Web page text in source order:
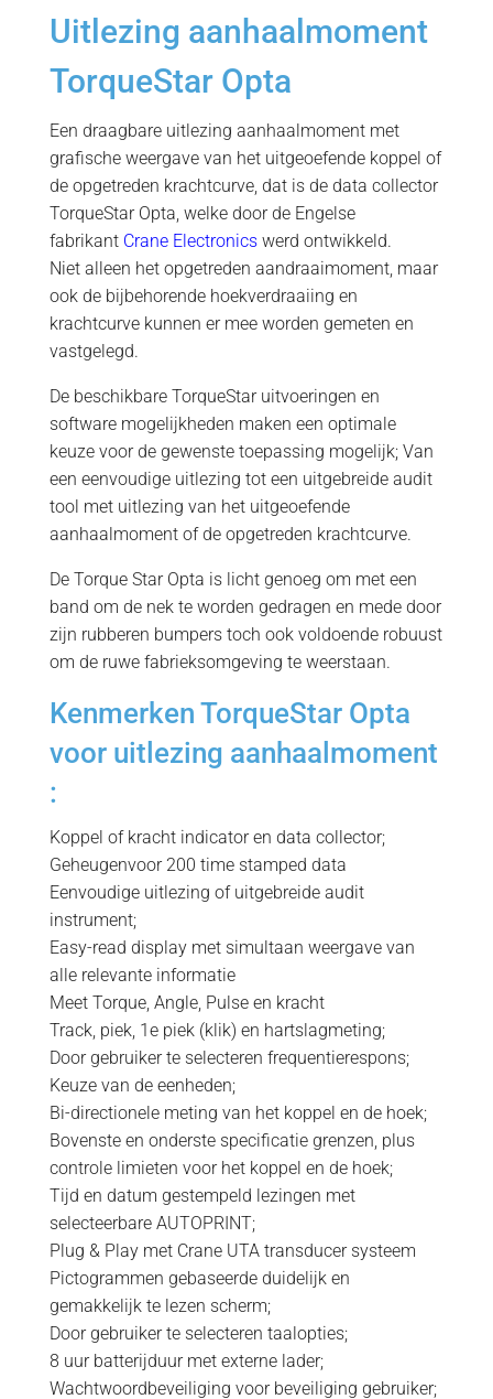
Uitlezing aanhaalmoment
TorqueStar Opta
Een draagbare uitlezing aanhaalmoment met
grafische weergave van het uitgeoefende koppel of
de opgetreden krachtcurve, dat is de data collector
TorqueStar Opta, welke door de Engelse
fabrikant Crane Electronicswerd ontwikkeld.
Niet alleen het opgetreden aandraaimoment, maar
ook de bijbehorende hoekverdraaiing en
krachtcurve kunnen er mee worden gemeten en
vastgelegd.
De beschikbare TorqueStar uitvoeringen en
software mogelijkheden maken een optimale
keuze voor de gewenste toepassing mogelijk; Van
een eenvoudige uitlezing tot een uitgebreide audit
tool met uitlezing van het uitgeoefende
aanhaalmoment of de opgetreden krachtcurve.
De Torque Star Opta is licht genoeg om met een
band om de nek te worden gedragen en mede door
zijn rubberen bumpers toch ook voldoende robuust
om de ruwe fabrieksomgeving te weerstaan.
Kenmerken TorqueStar Opta
voor uitlezing aanhaalmoment
:
Koppel of kracht indicator en data collector;
Geheugenvoor 200 time stamped data
Eenvoudige uitlezing of uitgebreide audit
instrument;
Easy-read display met simultaan weergave van
alle relevante informatie
Meet Torque, Angle, Pulse en kracht
Track, piek, 1e piek (klik) en hartslagmeting;
Door gebruiker te selecteren frequentierespons;
Keuze van de eenheden;
Bi-directionele meting van het koppel en de hoek;
Bovenste en onderste specificatie grenzen, plus
controle limieten voor het koppel en de hoek;
Tijd en datum gestempeld lezingen met
selecteerbare AUTOPRINT;
Plug & Play met Crane UTA transducer systeem
Pictogrammen gebaseerde duidelijk en
gemakkelijk te lezen scherm;
Door gebruiker te selecteren taalopties;
8 uur batterijduur met externe lader;
Wachtwoordbeveiliging voor beveiliging gebruiker;